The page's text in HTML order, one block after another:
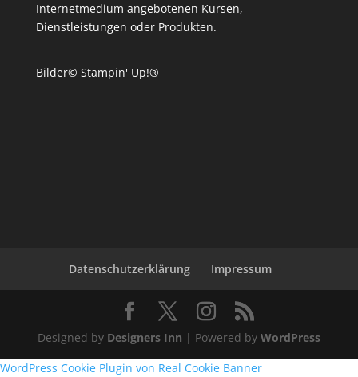
Internetmedium angebotenen Kursen,
Dienstleistungen oder Produkten.
Bilder© Stampin' Up!®
Datenschutzerklärung Impressum
Designed by Designers Inn | Powered by WordPress
WordPress Cookie Plugin von Real Cookie Banner